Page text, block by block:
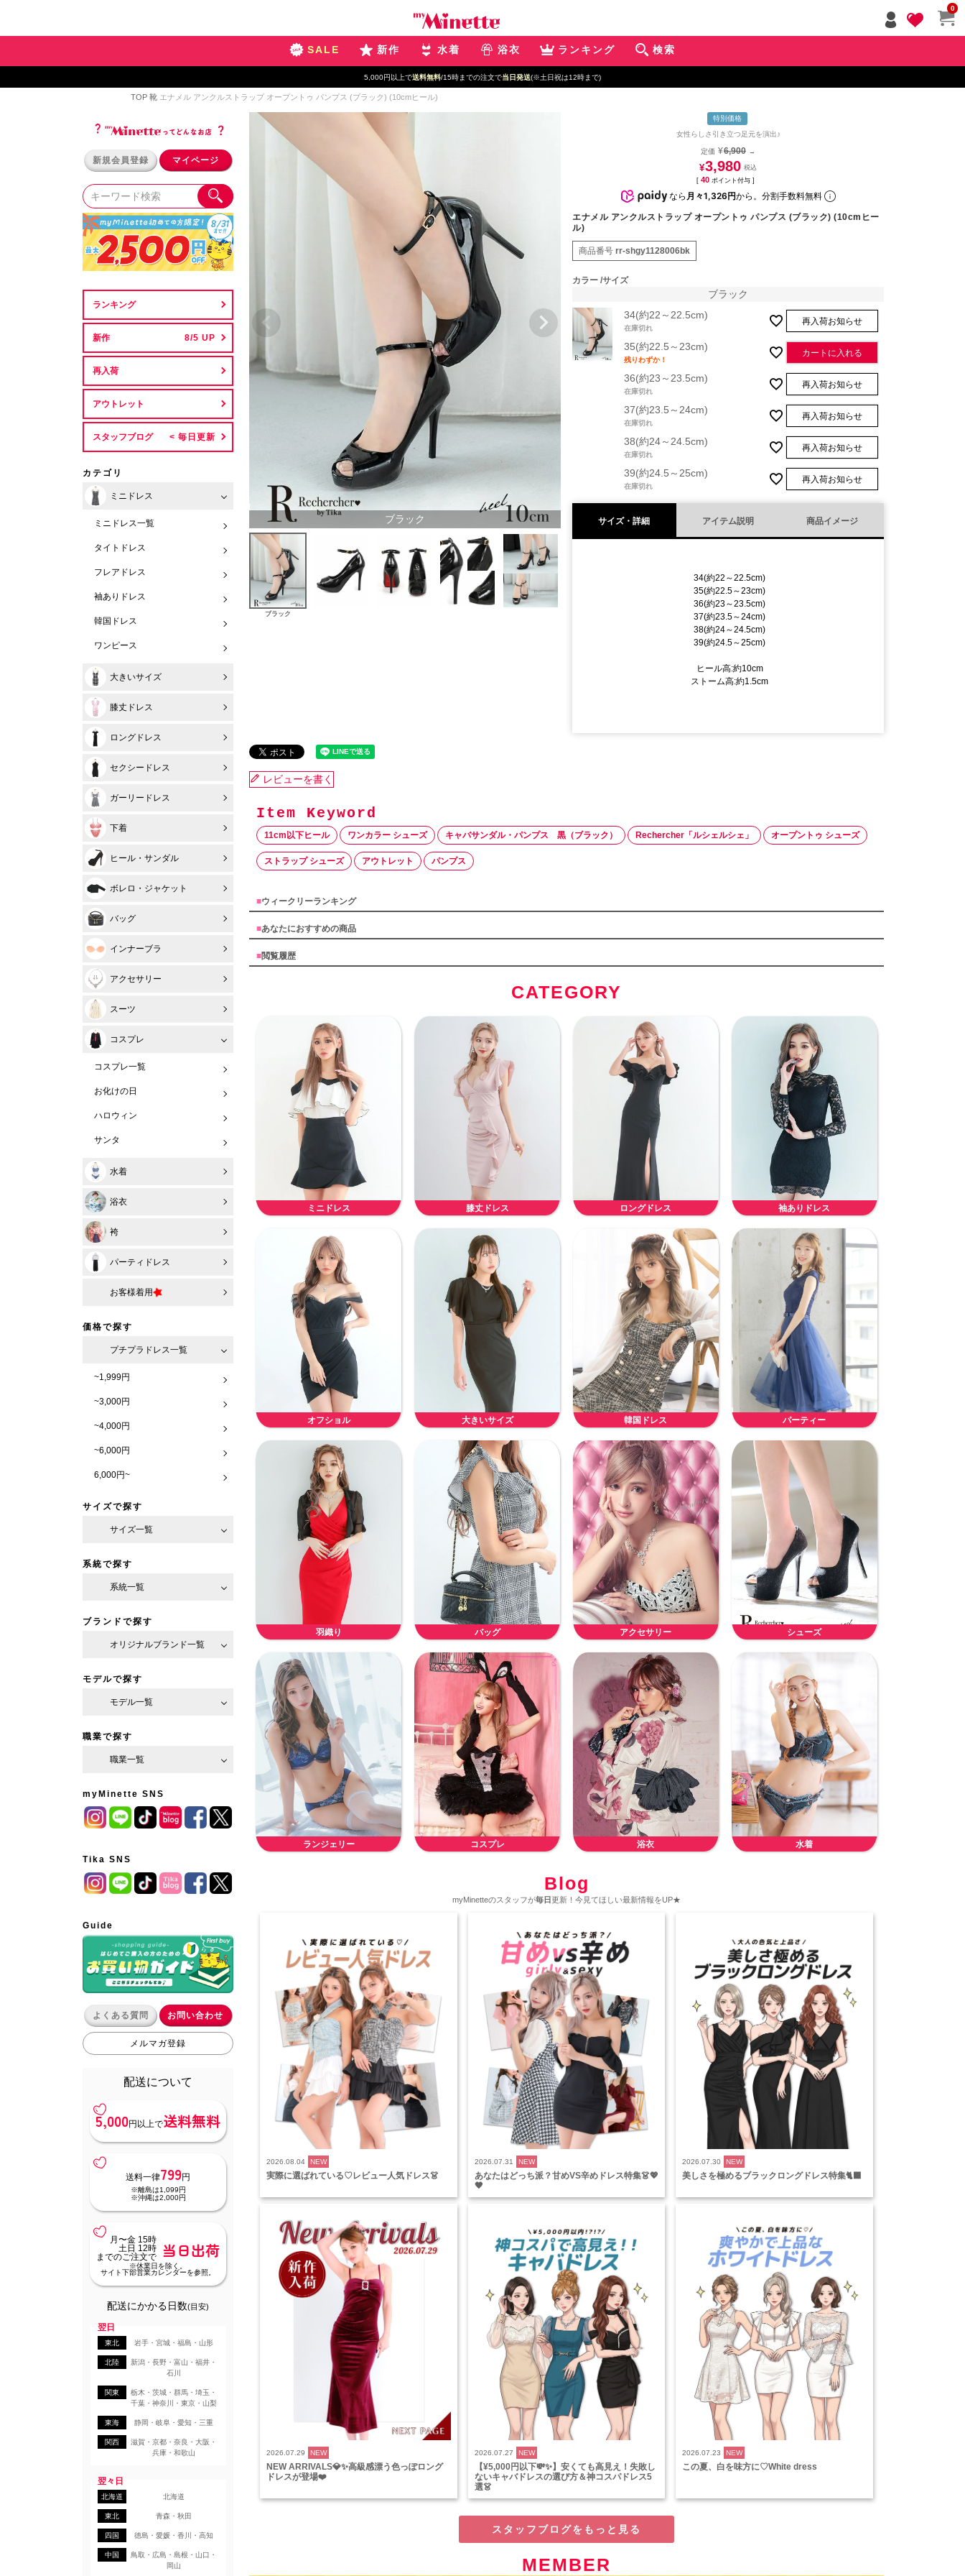
0
SALE 新作 水着 浴衣 ランキング 検索
5,000円以上で送料無料/15時までの注文で当日発送(※土日祝は12時まで)
TOP 靴 エナメル アンクルストラップ オープントゥ パンプス (ブラック) (10cmヒール)
新規会員登録 マイページ
ランキング
新作
再入荷
アウトレット
スタッフブログ
カテゴリ
ミニドレス
ミニドレス一覧
タイトドレス
フレアドレス
袖ありドレス
韓国ドレス
ワンピース
大きいサイズ
膝丈ドレス
ロングドレス
セクシードレス
ガーリードレス
下着
ヒール・サンダル
ボレロ・ジャケット
バッグ
インナーブラ
アクセサリー
スーツ
コスプレ
コスプレ一覧
お化けの日
ハロウィン
サンタ
水着
浴衣
袴
パーティドレス
お客様着用
価格で探す
プチプラドレス一覧
~1,999円
~3,000円
~4,000円
~6,000円
6,000円~
サイズで探す
サイズ一覧
系統で探す
系統一覧
ブランドで探す
オリジナルブランド一覧
モデルで探す
モデル一覧
職業で探す
職業一覧
myMinette SNS
Tika SNS
Guide
よくある質問 お問い合わせ
メルマガ登録
配送について
5,000円以上で送料無料
送料一律799円
※離島は1,099円
※沖縄は2,000円
月〜金 15時
土日 12時
までのご注文で
当日出荷
※休業日を除く。
サイト下部営業カレンダーを参照。
配送にかかる日数(目安)
翌日
東北 岩手・宮城・福島・山形
北陸
新潟・長野・富山・福井・
石川
関東
栃木・茨城・群馬・埼玉・
千葉・神奈川・東京・山梨
東海 静岡・岐阜・愛知・三重
関西
滋賀・京都・奈良・大阪・
兵庫・和歌山
翌々日
北海道 北海道
東北 青森・秋田
四国 徳島・愛媛・香川・高知
中国
鳥取・広島・島根・山口・
岡山
ブラック
ブラック
特別価格
女性らしさ引き立つ足元を演出♪
定価 ¥6,900 →
¥3,980
[ 40 ポイント付与 ]
なら 月々1,326円から。分割手数料無料
エナメル アンクルストラップ オープントゥ パンプス (ブラック) (10cmヒー
ル)
商品番号 rr-shgy1128006bk
カラー サイズ
ブラック
34(約22～22.5cm)
在庫切れ
再入荷お知らせ
35(約22.5～23cm)
残りわずか！
カートに入れる
36(約23～23.5cm)
在庫切れ
再入荷お知らせ
37(約23.5～24cm)
在庫切れ
再入荷お知らせ
38(約24～24.5cm)
在庫切れ
再入荷お知らせ
39(約24.5～25cm)
在庫切れ
再入荷お知らせ
サイズ・詳細 アイテム説明 商品イメージ
34(約22～22.5cm)
35(約22.5～23cm)
36(約23～23.5cm)
37(約23.5～24cm)
38(約24～24.5cm)
39(約24.5～25cm)
ヒール高:約10cm
ストーム高:約1.5cm
レビューを書く
11cm以下ヒール ワンカラー シューズ キャバサンダル・パンプス 黒（ブラック） Rechercher「ルシェルシェ」 オープントゥ シューズ
ストラップ シューズ アウトレット パンプス
■ウィークリーランキング
■あなたにおすすめの商品
■閲覧履歴
CATEGORY
ミニドレス 膝丈ドレス ロングドレス 袖ありドレス
オフショル 大きいサイズ 韓国ドレス パーティー
羽織り バッグ アクセサリー シューズ
ランジェリー コスプレ 浴衣 水着
Blog
myMinetteのスタッフが毎日更新！今見てほしい最新情報をUP★
2026.08.04 NEW
実際に選ばれている♡レビュー人気ドレス👗
2026.07.31 NEW
あなたはどっち派？甘めVS辛めドレス特集👗💖
🖤
2026.07.30 NEW
美しさを極めるブラックロングドレス特集🐈‍⬛
2026.07.29 NEW
NEW ARRIVALS💎✨高級感漂う色っぽロング
ドレスが登場❤️
2026.07.27 NEW
【¥5,000円以下💸✨】安くても高見え！失敗し
ないキャバドレスの選び方＆神コスパドレス5
選👗
2026.07.23 NEW
この夏、白を味方に♡White dress
スタッフブログをもっと見る
MEMBER
ジト
ップ